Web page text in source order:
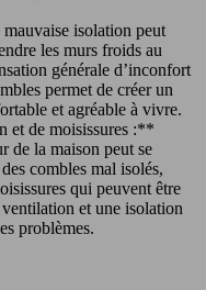
isolation peut
les murs froids au
générale d’inconfort
permet de créer un
et agréable à vivre.
et de moisissures :**
de la maison peut se
combles mal isolés,
qui peuvent être
et une isolation
problèmes.